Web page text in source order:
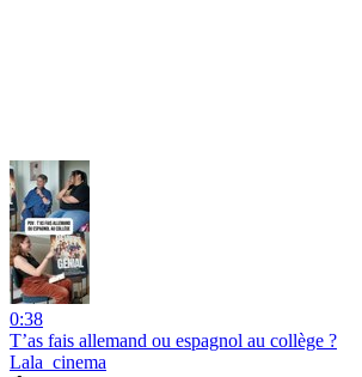
0:38
T’as fais allemand ou espagnol au collège ?
Lala_cinema